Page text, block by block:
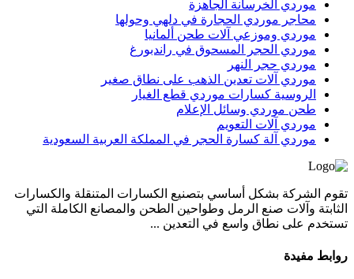
موردي الخرسانة الجاهزة
محاجر موردي الحجارة في دلهي وحولها
موردي وموزعي آلات طحن ألمانيا
موردي الحجر المسحوق في راندبورغ
موردي حجر النهر
موردي آلات تعدين الذهب على نطاق صغير
الروسية كسارات موردي قطع الغيار
طحن موردي وسائل الإعلام
موردي آلات التعويم
موردي آلة كسارة الحجر في المملكة العربية السعودية
تقوم الشركة بشكل أساسي بتصنيع الكسارات المتنقلة والكسارات
الثابتة وآلات صنع الرمل وطواحين الطحن والمصانع الكاملة التي
تستخدم على نطاق واسع في التعدين ...
روابط مفيدة